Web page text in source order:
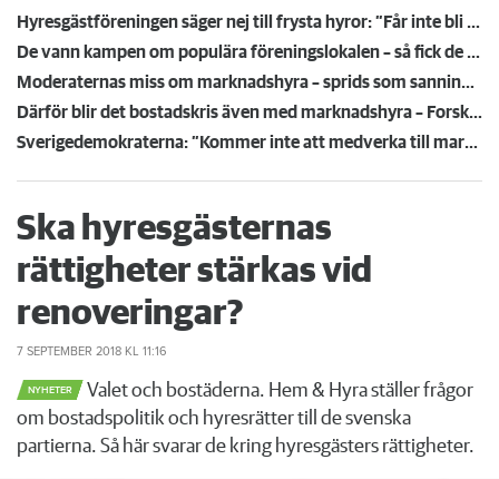
Hyresgästföreningen säger nej till frysta hyror: ”Får inte bli en bricka i ett politiskt spel”
De vann kampen om populära föreningslokalen – så fick de Övikshem att riva uppsägningen
Moderaternas miss om marknadshyra – sprids som sanning av AI och stor ledarsida
Därför blir det bostadskris även med marknadshyra – Forskaren: ”Det är problem överallt”
Sverigedemokraterna: ”Kommer inte att medverka till marknadshyror”
Ska hyresgästernas
rättigheter stärkas vid
renoveringar?
7 SEPTEMBER 2018 KL 11:16
NYHETER
Valet och bostäderna. Hem & Hyra ställer frågor
om bostadspolitik och hyresrätter till de svenska
partierna. Så här svarar de kring hyresgästers rättigheter.